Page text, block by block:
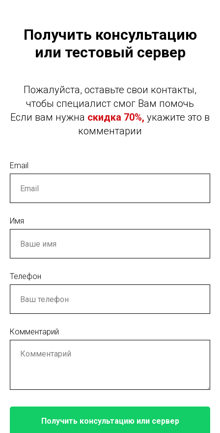
Получить консультацию
или тестовый сервер
Пожалуйста, оставьте свои контакты,
чтобы специалист смог Вам помочь
Если вам нужна скидка 70%, укажите это в
комментарии
Email
Имя
Телефон
Комментарий
Получить консультацию или сервер